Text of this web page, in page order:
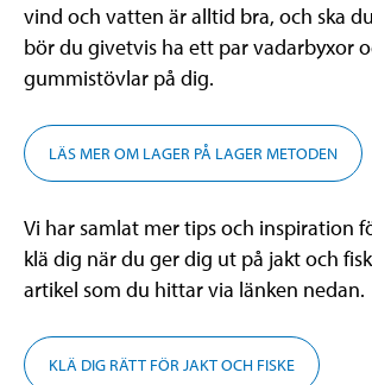
vind och vatten är alltid bra, och ska
bör du givetvis ha ett par vadarbyxor
gummistövlar på dig.
LÄS MER OM LAGER PÅ LAGER METODEN
Vi har samlat mer tips och inspiration
klä dig när du ger dig ut på jakt och
artikel som du hittar via länken nedan.
KLÄ DIG RÄTT FÖR JAKT OCH FISKE